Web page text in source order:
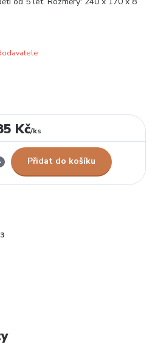
Kč/ks
Přidat do košíku